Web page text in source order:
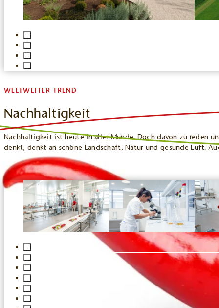
Nachhaltigkeit
WELTWEITER TREND
Nachhaltigkeit ist heute in aller Munde. Doch davon zu reden
denkt, denkt an schöne Landschaft, Natur und gesunde Luft.